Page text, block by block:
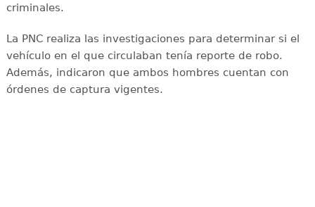
criminales.
La PNC realiza las investigaciones para determinar si el
vehículo en el que circulaban tenía reporte de robo.
Además, indicaron que ambos hombres cuentan con
órdenes de captura vigentes.